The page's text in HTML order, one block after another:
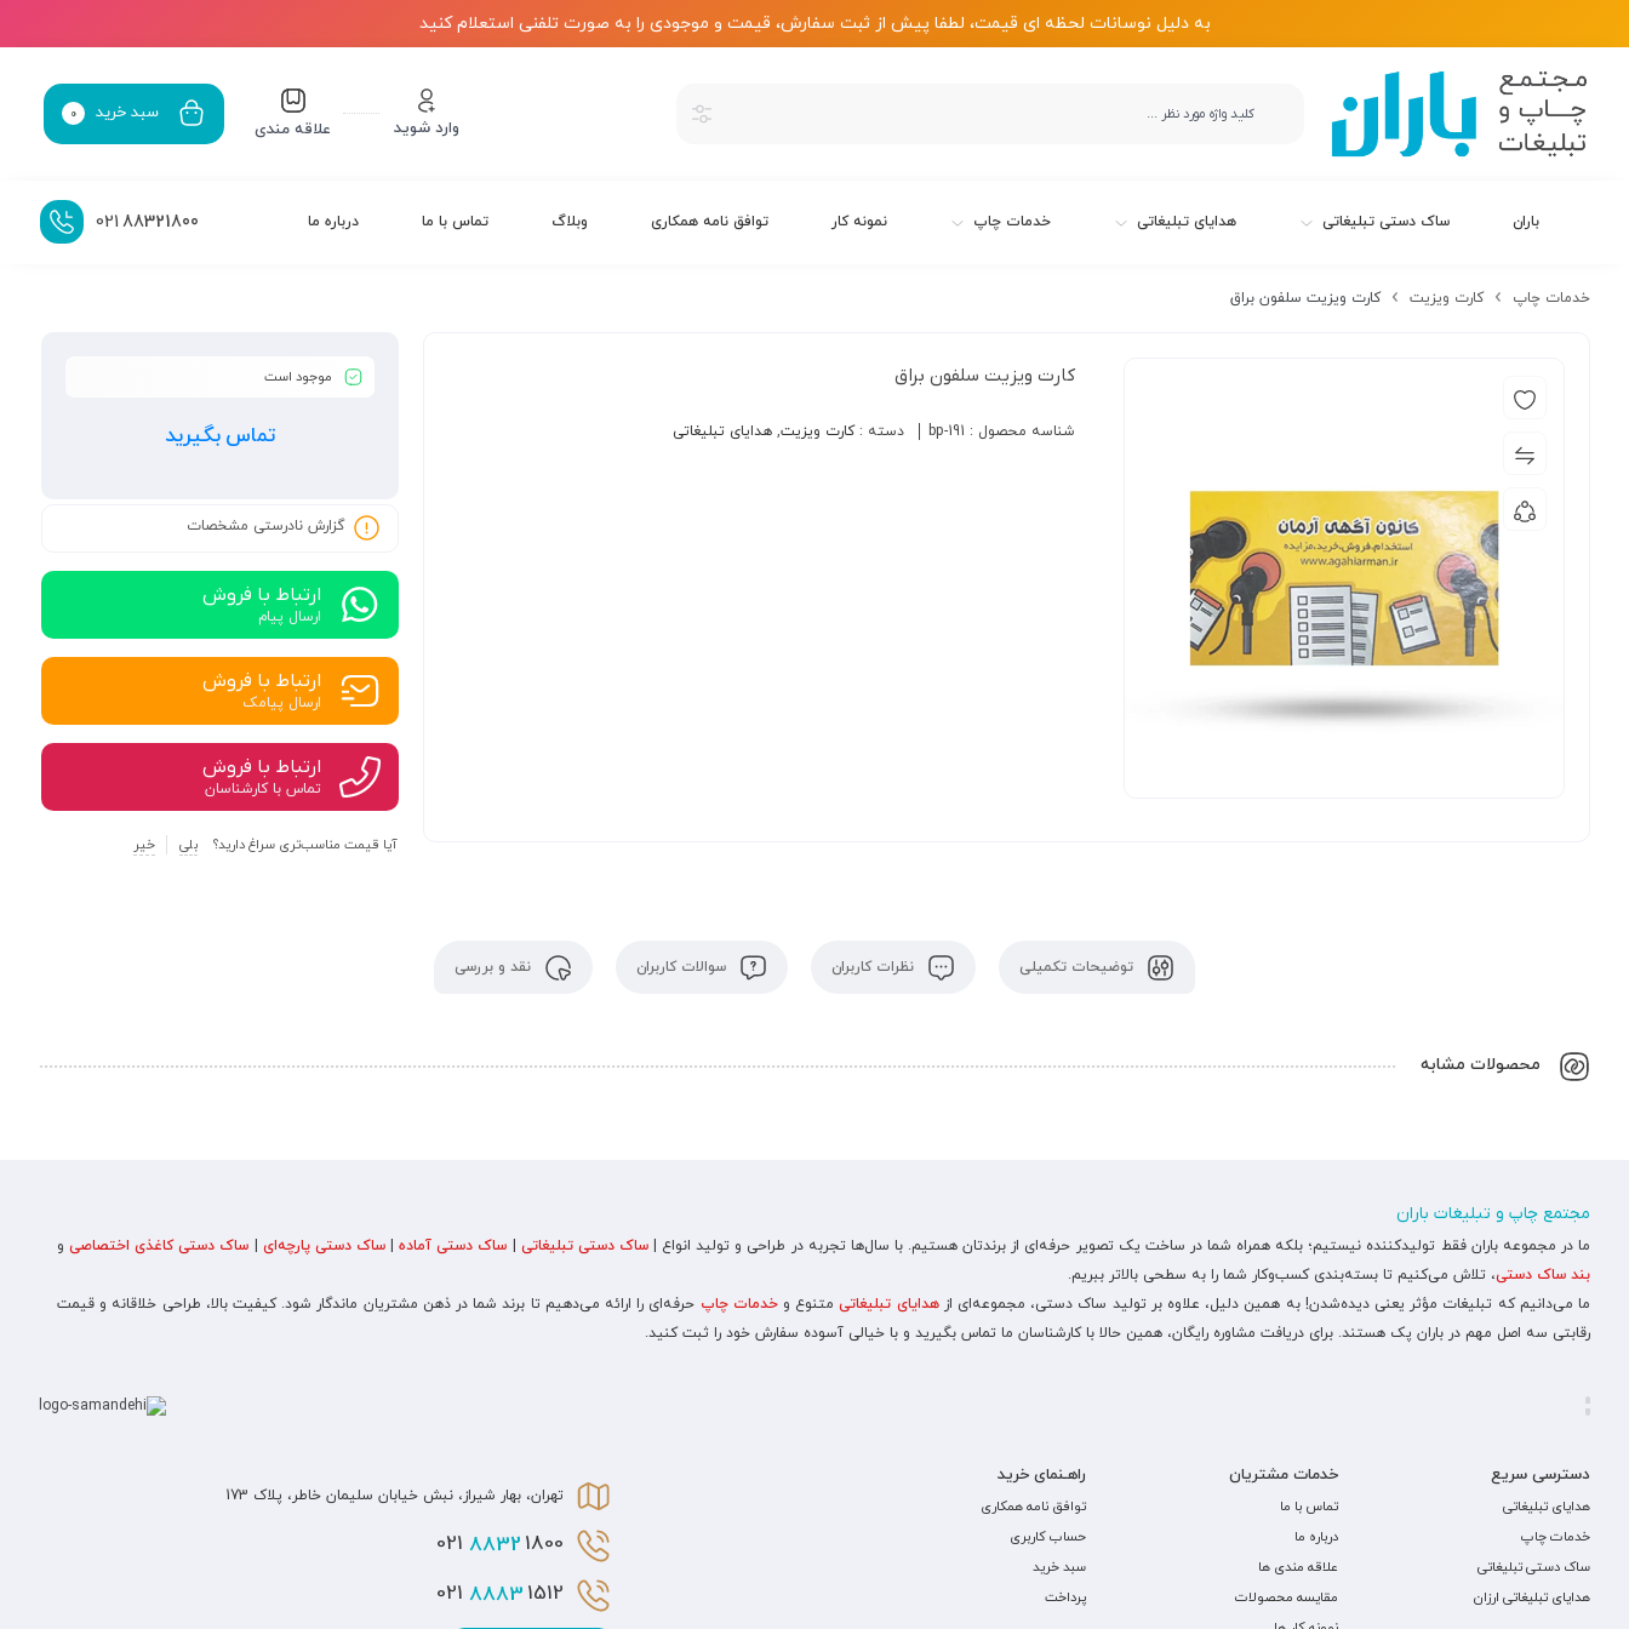
به دلیل نوسانات لحظه ای قیمت، لطفا پیش از ثبت سفارش، قیمت و موجودی را به صورت تلفنی استعلام کنید
وارد شوید علاقه مندی
سبد خرید 0
باران ساک دستی تبلیغاتی هدایای تبلیغاتی خدمات چاپ نمونه کار توافق نامه همکاری وبلاگ تماس با ما درباره ما 88321800
021
خدمات چاپ کارت ویزیت کارت ویزیت سلفون براق
کارت ویزیت سلفون براق
شناسه محصول : bp-191 دسته :کارت ویزیت, هدایای تبلیغاتی
موجود است
تماس بگیرید
گزارش نادرستی مشخصات
ارتباط با فروش
ارسال پیام
ارتباط با فروش
ارسال پیامک
ارتباط با فروش
تماس با کارشناسان
آیا قیمت مناسب‌تری سراغ دارید؟ بلی خیر
توضیحات تکمیلی نظرات کاربران سوالات کاربران نقد و بررسی
محصولات مشابه
مجتمع چاپ و تبلیغات باران
ما در مجموعه باران فقط تولیدکننده نیستیم؛ بلکه همراه شما در ساخت یک تصویر حرفه‌ای از برندتان هستیم. با سال‌ها تجربه در طراحی و تولید انواع |ساک دستی تبلیغاتی ساک دستی آماده|ساک دستی پارچه‌ای ساک دستی کاغذی اختصاصیو
بند ساک دستی، تلاش می‌کنیم تا بسته‌بندی کسب‌وکار شما را به سطحی بالاتر ببریم.
ما می‌دانیم که تبلیغات مؤثر یعنی دیده‌شدن! به همین دلیل، علاوه بر تولید ساک دستی، مجموعه‌ای ازهدایای تبلیغاتیمتنوع وخدمات چاپ حرفه‌ای را ارائه می‌دهیم تا برند شما در ذهن مشتریان ماندگار شود. کیفیت بالا، طراحی خلاقانه و قیمت
رقابتی سه اصل مهم در باران پک هستند. برای دریافت مشاوره رایگان، همین حالا با کارشناسان ما تماس بگیرید و با خیالی آسوده سفارش خود را ثبت کنید.
دسترسی سریع
هدایای تبلیغاتی
خدمات چاپ
ساک دستی تبلیغاتی
هدایای تبلیغاتی ارزان
خدمات مشتریان
تماس با ما
درباره ما
علاقه مندی ها
مقایسه محصولات
راهـنمای خرید
توافق نامه همکاری
حساب کاربری
سبد خرید
پرداخت
تهران، بهار شیراز، نبش خیابان سلیمان خاطر، پلاک 173
8832 1800 021
8883 1512 021